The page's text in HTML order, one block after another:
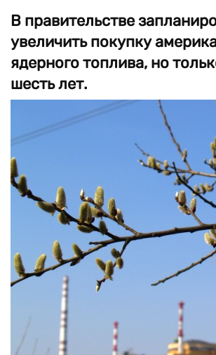
В правительстве
увеличить покупку
ядерного топлива, но
шесть лет.